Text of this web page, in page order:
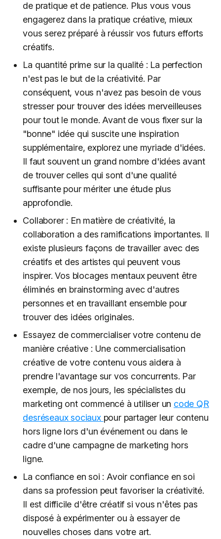
de pratique et de patience. Plus vous vous
engagerez dans la pratique créative, mieux
vous serez préparé à réussir vos futurs efforts
créatifs.
La quantité prime sur la qualité : La perfection
n'est pas le but de la créativité. Par
conséquent, vous n'avez pas besoin de vous
stresser pour trouver des idées merveilleuses
pour tout le monde. Avant de vous fixer sur la
"bonne" idée qui suscite une inspiration
supplémentaire, explorez une myriade d'idées.
Il faut souvent un grand nombre d'idées avant
de trouver celles qui sont d'une qualité
suffisante pour mériter une étude plus
approfondie.
Collaborer : En matière de créativité, la
collaboration a des ramifications importantes. Il
existe plusieurs façons de travailler avec des
créatifs et des artistes qui peuvent vous
inspirer. Vos blocages mentaux peuvent être
éliminés en brainstorming avec d'autres
personnes et en travaillant ensemble pour
trouver des idées originales.
Essayez de commercialiser votre contenu de
manière créative : Une commercialisation
créative de votre contenu vous aidera à
prendre l'avantage sur vos concurrents. Par
exemple, de nos jours, les spécialistes du
marketing ont commencé à utiliser un code QR
desréseaux sociaux pour partager leur contenu
hors ligne lors d'un événement ou dans le
cadre d'une campagne de marketing hors
ligne.
La confiance en soi : Avoir confiance en soi
dans sa profession peut favoriser la créativité.
Il est difficile d'être créatif si vous n'êtes pas
disposé à expérimenter ou à essayer de
nouvelles choses dans votre art.